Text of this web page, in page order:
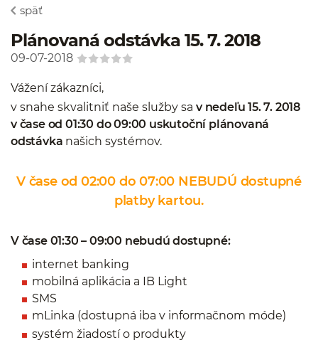
späť
Plánovaná odstávka 15. 7. 2018
09-07-2018
Vážení zákazníci,
v snahe skvalitniť naše služby sa v nedeľu 15. 7. 2018
v čase od 01:30 do 09:00 uskutoční plánovaná
odstávka našich systémov.
V čase od 02:00 do 07:00 NEBUDÚ dostupné
platby kartou.
V čase 01:30 – 09:00 nebudú dostupné:
internet banking
mobilná aplikácia a IB Light
SMS
mLinka (dostupná iba v informačnom móde)
systém žiadostí o produkty